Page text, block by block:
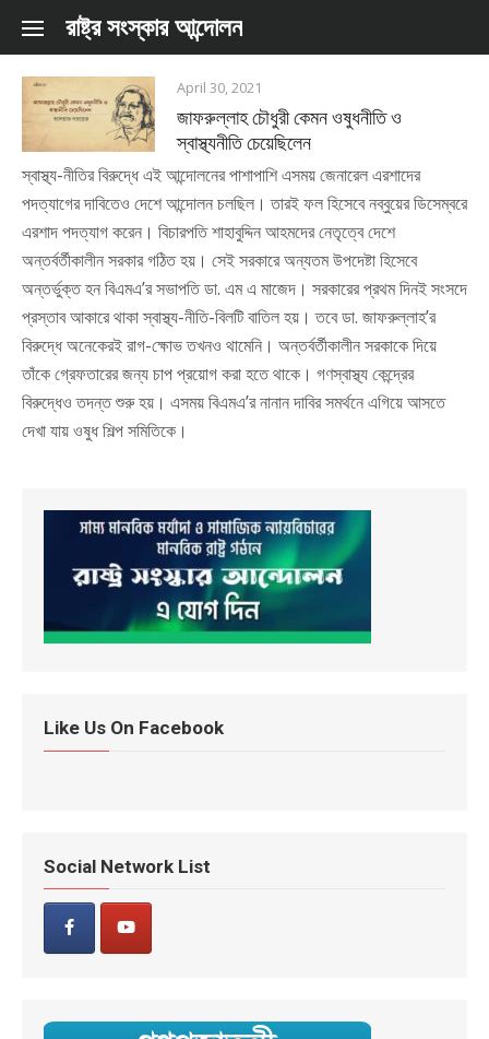
Skip to content
রাষ্ট্র সংস্কার আন্দোলন
April 30, 2021
জাফরুল্লাহ চৌধুরী কেমন ওষুধনীতি ও
স্বাস্থ্যনীতি চেয়েছিলেন
স্বাস্থ্য-নীতির বিরুদ্ধে এই আন্দোলনের পাশাপাশি এসময় জেনারেল এরশাদের
পদত্যাগের দাবিতেও দেশে আন্দোলন চলছিল। তারই ফল হিসেবে নব্বুয়ের ডিসেম্বরে
এরশাদ পদত্যাগ করেন। বিচারপতি শাহাবুদ্দিন আহমদের নেতৃত্বে দেশে
অন্তর্বর্তীকালীন সরকার গঠিত হয়। সেই সরকারে অন্যতম উপদেষ্টা হিসেবে
অন্তর্ভুক্ত হন বিএমএ’র সভাপতি ডা. এম এ মাজেদ। সরকারের প্রথম দিনই সংসদে
প্রস্তাব আকারে থাকা স্বাস্থ্য-নীতি-বিলটি বাতিল হয়। তবে ডা. জাফরুল্লাহ’র
বিরুদ্ধে অনেকেরই রাগ-ক্ষোভ তখনও থামেনি। অন্তর্বর্তীকালীন সরকাকে দিয়ে
তাঁকে গ্রেফতারের জন্য চাপ প্রয়োগ করা হতে থাকে। গণস্বাস্থ্য কেন্দ্রের
বিরুদ্ধেও তদন্ত শুরু হয়। এসময় বিএমএ’র নানান দাবির সমর্থনে এগিয়ে আসতে
দেখা যায় ওষুধ শিল্প সমিতিকে।
Like Us On Facebook
Social Network List